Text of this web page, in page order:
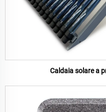
Caldaia solare a